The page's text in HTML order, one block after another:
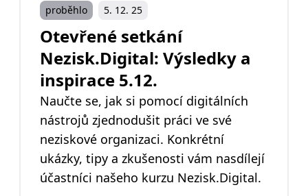
proběhlo 5. 12. 25
Otevřené setkání
Nezisk.Digital: Výsledky a
inspirace 5.12.
Naučte se, jak si pomocí digitálních
nástrojů zjednodušit práci ve své
neziskové organizaci. Konkrétní
ukázky, tipy a zkušenosti vám nasdílejí
účastníci našeho kurzu Nezisk.Digital.